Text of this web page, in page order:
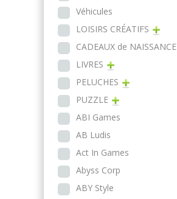
Véhicules
LOISIRS CRÉATIFS
CADEAUX de NAISSANCE
LIVRES
PELUCHES
PUZZLE
ABI Games
AB Ludis
Act In Games
Abyss Corp
ABY Style